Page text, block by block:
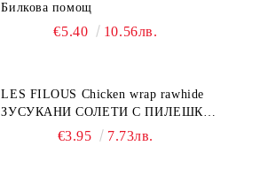
Билкова помощ
€5.40 10.56лв.
LES FILOUS Chicken wrap rawhide
ЗУСУКАНИ СОЛЕТИ С ПИЛЕШКО,
лакомство за куче, 100 г
€3.95 7.73лв.